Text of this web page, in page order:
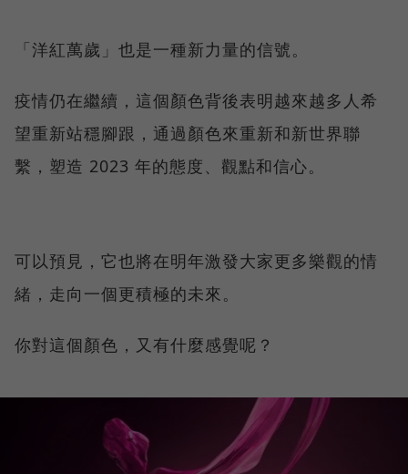
「洋紅萬歲」也是一種新力量的信號。
疫情仍在繼續，這個顏色背後表明越來越多人希
望重新站穩腳跟，通過顏色來重新和新世界聯
繫，塑造 2023 年的態度、觀點和信心。
可以預見，它也將在明年激發大家更多樂觀的情
緒，走向一個更積極的未來。
你對這個顏色，又有什麼感覺呢？